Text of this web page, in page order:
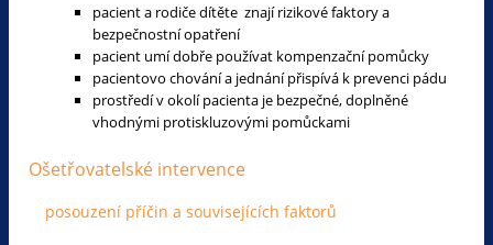
pacient a rodiče dítěte znají rizikové faktory a
bezpečnostní opatření
pacient umí dobře používat kompenzační pomůcky
pacientovo chování a jednání přispívá k prevenci pádu
prostředí v okolí pacienta je bezpečné, doplněné
vhodnými protiskluzovými pomůckami
Ošetřovatelské intervence
posouzení příčin a souvisejících faktorů